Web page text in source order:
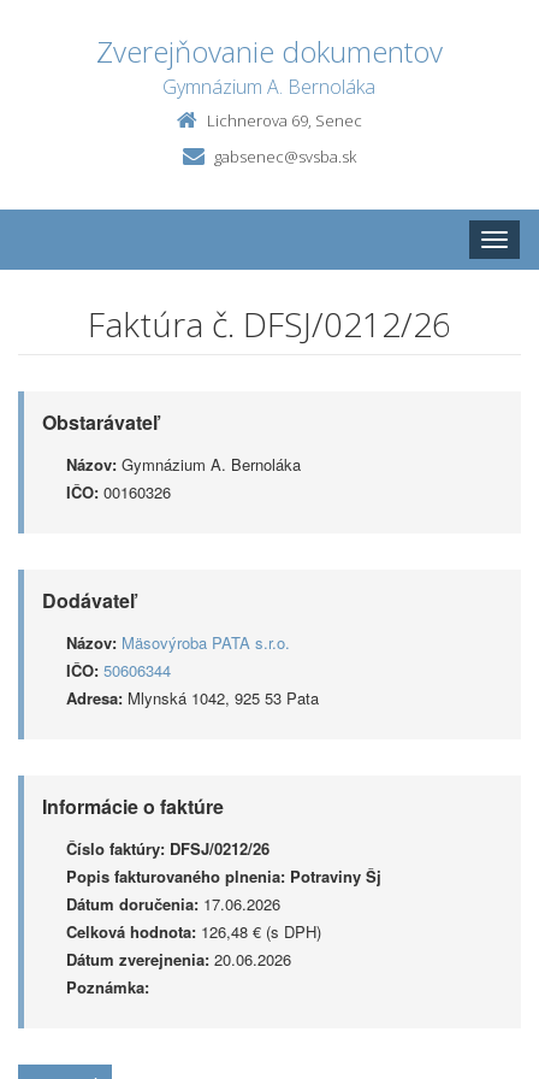
Zverejňovanie dokumentov
Gymnázium A. Bernoláka
Lichnerova 69, Senec
gabsenec@svsba.sk
Toggle
Faktúra č. DFSJ/0212/26
Obstarávateľ
Názov: Gymnázium A. Bernoláka
IČO: 00160326
Dodávateľ
Názov: Mäsovýroba PATA s.r.o.
IČO: 50606344
Adresa: Mlynská 1042, 925 53 Pata
Informácie o faktúre
Číslo faktúry: DFSJ/0212/26
Popis fakturovaného plnenia: Potraviny Šj
Dátum doručenia: 17.06.2026
Celková hodnota: 126,48 € (s DPH)
Dátum zverejnenia: 20.06.2026
Poznámka: